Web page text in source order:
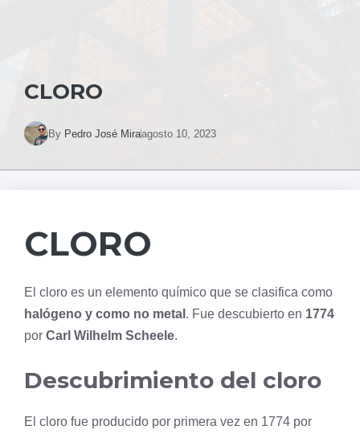
CLORO
By Pedro José Miraagosto 10, 2023
CLORO
El cloro es un elemento químico que se clasifica como
halógeno y como no metal . Fue descubierto en 1774
por Carl Wilhelm Scheele.
Descubrimiento del cloro
El cloro fue producido por primera vez en 1774 por